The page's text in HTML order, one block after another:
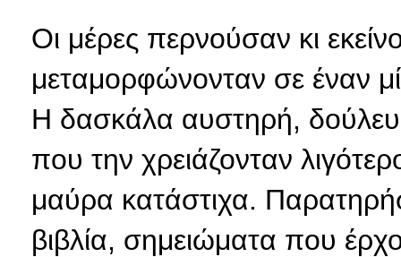
Οι μέρες περνούσαν κι
μεταμορφώνονταν σε έναν
Η δασκάλα αυστηρή,
που την χρειάζονταν
μαύρα κατάστιχα.
βιβλία, σημειώματα που